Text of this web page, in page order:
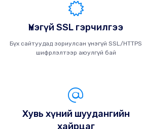
Үнэгүй SSL гэрчилгээ
Бүх сайтуудад зориулсан үнэгүй SSL/HTTPS
шифрлэлтээр аюулгүй бай
Хувь хүний ​​шуудангийн
хайрцаг